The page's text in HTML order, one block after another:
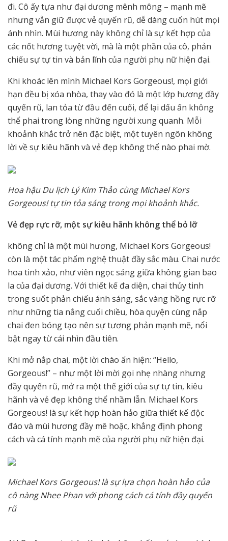
đi. Cô ấy tựa như đại dương mênh mông – mạnh mẽ
nhưng vẫn giữ được vẻ quyến rũ, dễ dàng cuốn hút mọi
ánh nhìn. Mùi hương này không chỉ là sự kết hợp của
các nốt hương tuyệt vời, mà là một phần của cô, phản
chiếu sự tự tin và bản lĩnh của người phụ nữ hiện đại.
Khi khoác lên mình Michael Kors Gorgeous!, mọi giới
hạn đều bị xóa nhòa, thay vào đó là một lớp hương đầy
quyến rũ, lan tỏa từ đầu đến cuối, để lại dấu ấn không
thể phai trong lòng những người xung quanh. Mỗi
khoảnh khắc trở nên đặc biệt, một tuyên ngôn không
lời về sự kiêu hãnh và vẻ đẹp không thể nào phai mờ.
Hoa hậu Du lịch Lý Kim Thảo cùng Michael Kors
Gorgeous! tự tin tỏa sáng trong mọi khoảnh khắc.
Vẻ đẹp rực rỡ, một sự kiêu hãnh không thể bỏ lỡ
không chỉ là một mùi hương, Michael Kors Gorgeous!
còn là một tác phẩm nghệ thuật đầy sắc màu. Chai nước
hoa tinh xảo, như viên ngọc sáng giữa không gian bao
la của đại dương. Với thiết kế đa diện, chai thủy tinh
trong suốt phản chiếu ánh sáng, sắc vàng hồng rực rỡ
như những tia nắng cuối chiều, hòa quyện cùng nắp
chai đen bóng tạo nên sự tương phản mạnh mẽ, nổi
bật ngay từ cái nhìn đầu tiên.
Khi mở nắp chai, một lời chào ẩn hiện: “Hello,
Gorgeous!” – như một lời mời gọi nhẹ nhàng nhưng
đầy quyến rũ, mở ra một thế giới của sự tự tin, kiêu
hãnh và vẻ đẹp không thể nhầm lẫn. Michael Kors
Gorgeous! là sự kết hợp hoàn hảo giữa thiết kế độc
đáo và mùi hương đầy mê hoặc, khẳng định phong
cách và cá tính mạnh mẽ của người phụ nữ hiện đại.
Michael Kors Gorgeous! là sự lựa chọn hoàn hảo của
cô nàng Nhee Phan với phong cách cá tính đầy quyến
rũ